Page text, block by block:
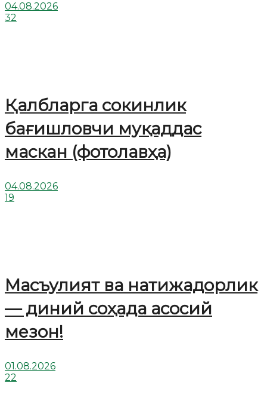
04.08.2026
32
Қалбларга сокинлик
бағишловчи муқаддас
маскан (фотолавҳа)
04.08.2026
19
Масъулият ва натижадорлик
— диний соҳада асосий
мезон!
01.08.2026
22